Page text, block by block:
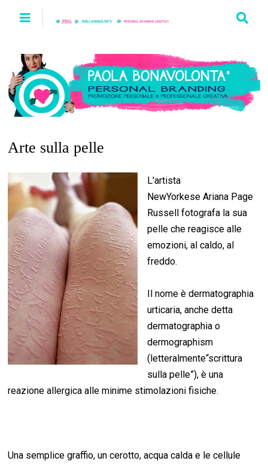
Arte sulla pelle
L'artista
NewYorkese Ariana Page
Russell fotografa la sua
pelle che reagisce alle
emozioni, al caldo, al
freddo.
Il nome è dermatographia
urticaria, anche detta
dermatographia o
dermographism
(letteralmente“scrittura
sulla pelle”), è una
reazione allergica alle minime stimolazioni fisiche.
Una semplice graffio, un cerotto, acqua calda e le cellule